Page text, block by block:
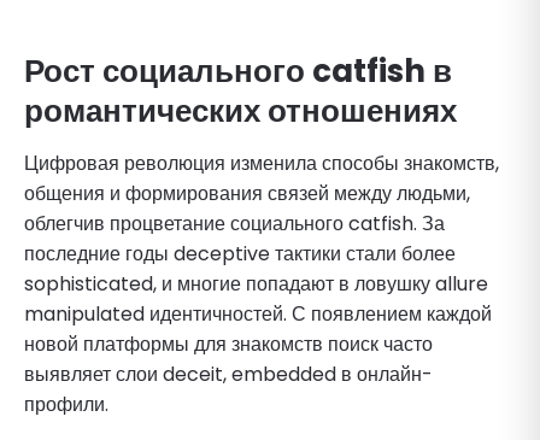
Рост социального catfish в
романтических отношениях
Цифровая революция изменила способы знакомств,
общения и формирования связей между людьми,
облегчив процветание социального catfish. За
последние годы deceptive тактики стали более
sophisticated, и многие попадают в ловушку allure
manipulated идентичностей. С появлением каждой
новой платформы для знакомств поиск часто
выявляет слои deceit, embedded в онлайн-
профили.